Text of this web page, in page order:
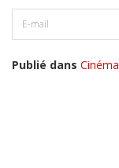
Publié dans Cinéma